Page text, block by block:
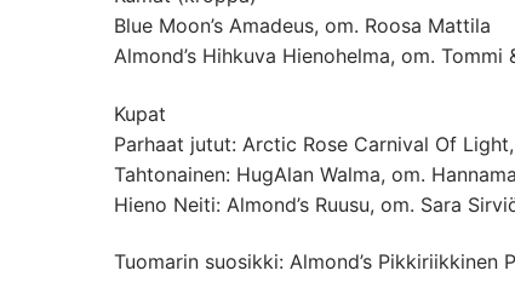
Blue Moon’s Amadeus, om. Roosa Mattila
Almond’s Hihkuva Hienohelma, om. Tommi
Kupat
Parhaat jutut: Arctic Rose Carnival Of
Tahtonainen: HugAlan Walma, om.
Hieno Neiti: Almond’s Ruusu, om. Sara
Tuomarin suosikki: Almond’s Pikkiriikkinen